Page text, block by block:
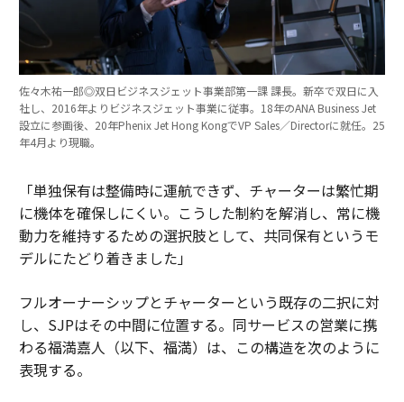
佐々木祐一郎◎双日ビジネスジェット事業部第一課 課長。新卒で双日に入
社し、2016年よりビジネスジェット事業に従事。18年のANA Business Jet
設立に参画後、20年Phenix Jet Hong KongでVP Sales／Directorに就任。25
年4月より現職。
「単独保有は整備時に運航できず、チャーターは繁忙期
に機体を確保しにくい。こうした制約を解消し、常に機
動力を維持するための選択肢として、共同保有というモ
デルにたどり着きました」
フルオーナーシップとチャーターという既存の二択に対
し、SJPはその中間に位置する。同サービスの営業に携
わる福満嘉人（以下、福満）は、この構造を次のように
表現する。